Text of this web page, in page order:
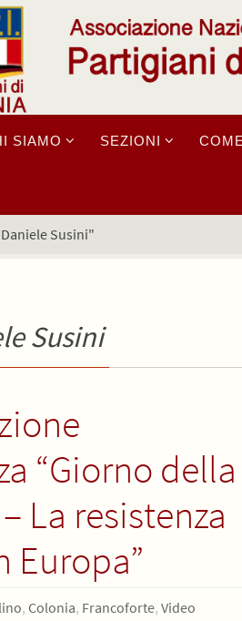
SIAMO SEZIONI
Susini"
Susini
“Giorno della
La resistenza
Europa”
, Colonia, Francoforte,Video